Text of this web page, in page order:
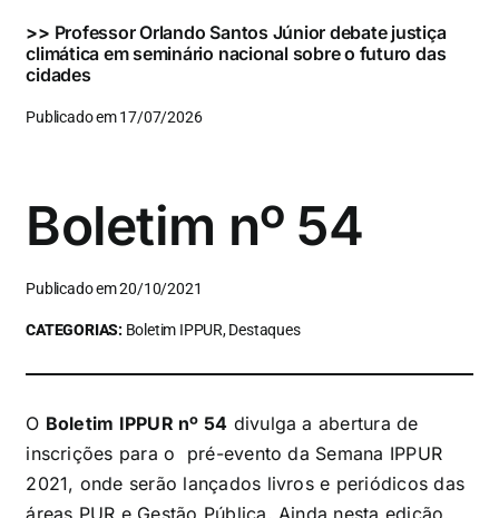
>> Professor Orlando Santos Júnior debate justiça
climática em seminário nacional sobre o futuro das
cidades
Publicado em 17/07/2026
Boletim nº 54
Publicado em 20/10/2021
CATEGORIAS: Boletim IPPUR, Destaques
O Boletim IPPUR nº 54 divulga a abertura de
inscrições para o pré-evento da Semana IPPUR
2021, onde serão lançados livros e periódicos das
áreas PUR e Gestão Pública. Ainda nesta edição,